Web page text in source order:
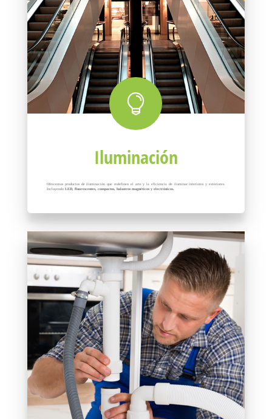

Iluminación
Ofrecemos productos de iluminación que redefinen el arte y la eficiencia de iluminar interiores y exteriores.
Incluyendo
LED, fluorescentes, compactos, balastros magnéticos y electrónicos.